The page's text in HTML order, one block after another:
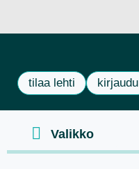
tilaa lehti kirjaudu